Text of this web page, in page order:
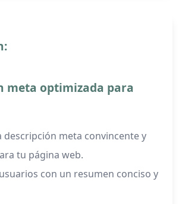
meta optimizada para
descripción meta convincente y
tu página web.
con un resumen conciso y